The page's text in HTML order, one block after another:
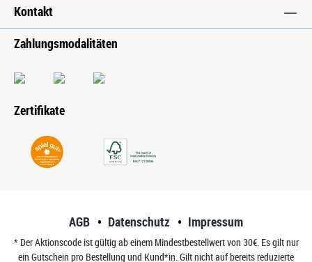
Kontakt
Zahlungsmodalitäten
Zertifikate
AGB Datenschutz Impressum
* Der Aktionscode ist gültig ab einem Mindestbestellwert von 30€. Es gilt nur
ein Gutschein pro Bestellung und Kund*in. Gilt nicht auf bereits reduzierte